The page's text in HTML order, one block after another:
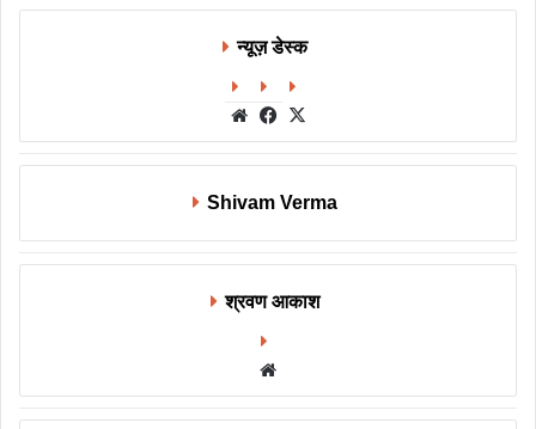
न्यूज़ डेस्क
WebsiteFacebook
Shivam Verma
श्रवण आकाश